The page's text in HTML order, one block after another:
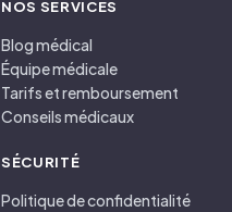
NOS SERVICES
Blog médical
Équipe médicale
Tarifs et remboursement
Conseils médicaux
SÉCURITÉ
Politique de confidentialité